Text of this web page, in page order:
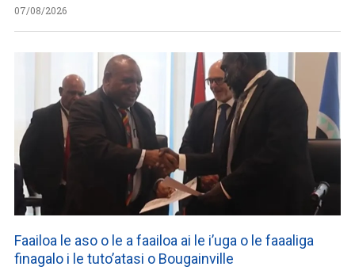
07/08/2026
Faailoa le aso o le a faailoa ai le i’uga o le faaaliga
finagalo i le tuto’atasi o Bougainville